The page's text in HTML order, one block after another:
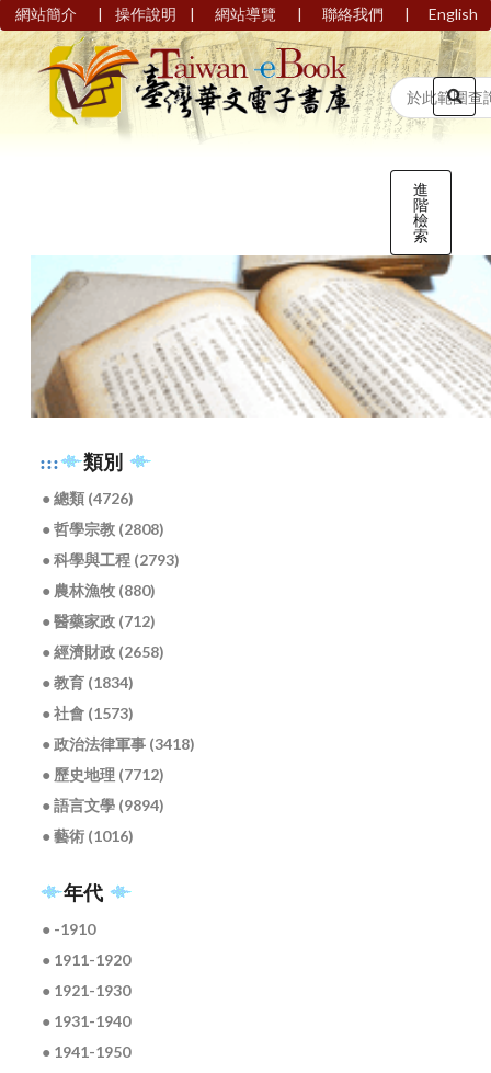
網站簡介 | 操作說明 | 網站導覽 | 聯絡我們 | English
進
階
檢
索
::: 類別
● 總類 (4726)
● 哲學宗教 (2808)
● 科學與工程 (2793)
● 農林漁牧 (880)
● 醫藥家政 (712)
● 經濟財政 (2658)
● 教育 (1834)
● 社會 (1573)
● 政治法律軍事 (3418)
● 歷史地理 (7712)
● 語言文學 (9894)
● 藝術 (1016)
年代
● -1910
● 1911-1920
● 1921-1930
● 1931-1940
● 1941-1950